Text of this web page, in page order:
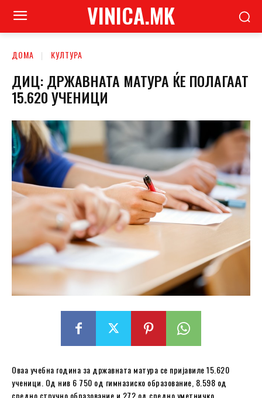
VINICA.MK
ДОМА КУЛТУРА
ДИЦ: ДРЖАВНАТА МАТУРА ЌЕ ПОЛАГААТ
15.620 УЧЕНИЦИ
Оваа учебна година за државната матура се пријавиле 15.620
ученици. Од нив 6 750 од гимназиско образование, 8.598 од
средно стручно образование и 272 од средно уметничко